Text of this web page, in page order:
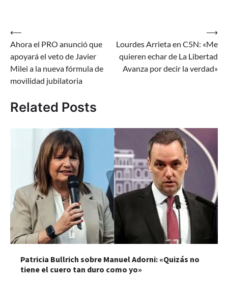
Navegación
de
entradas
⟵
Ahora el PRO anunció que
apoyará el veto de Javier
Milei a la nueva fórmula de
movilidad jubilatoria
Lourdes Arrieta en C5N: «Me
quieren echar de La Libertad
Avanza por decir la verdad»
⟶
Related Posts
Patricia Bullrich sobre Manuel Adorni: «Quizás no
tiene el cuero tan duro como yo»